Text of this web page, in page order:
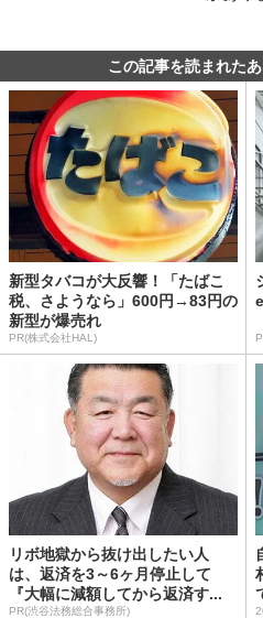
この記事を読まれた
新型タバコが大反響！「たばこ
税、さようなら」600円→83円の
新型が爆売れ
PR(株式会社HAL)
リボ地獄から抜け出したい人
は、返済を3～6ヶ月停止して
『大幅に減額してから返済す...
PR(渋谷法務総合事務所)